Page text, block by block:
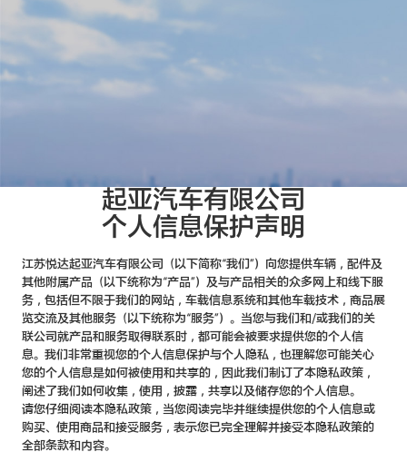
起亚汽车有限公司
个人信息保护声明
江苏悦达起亚汽车有限公司（以下简称“我们”）向您提供车辆，配件及
其他附属产品（以下统称为“产品”）及与产品相关的众多网上和线下服
务，包括但不限于我们的网站，车载信息系统和其他车载技术，商品展
览交流及其他服务（以下统称为“服务”）。当您与我们和/或我们的关
联公司就产品和服务取得联系时，都可能会被要求提供您的个人信
息。我们非常重视您的个人信息保护与个人隐私，也理解您可能关心
您的个人信息是如何被使用和共享的，因此我们制订了本隐私政策，
阐述了我们如何收集，使用，披露，共享以及储存您的个人信息。
请您仔细阅读本隐私政策，当您阅读完毕并继续提供您的个人信息或
购买、使用商品和接受服务，表示您已完全理解并接受本隐私政策的
全部条款和内容。